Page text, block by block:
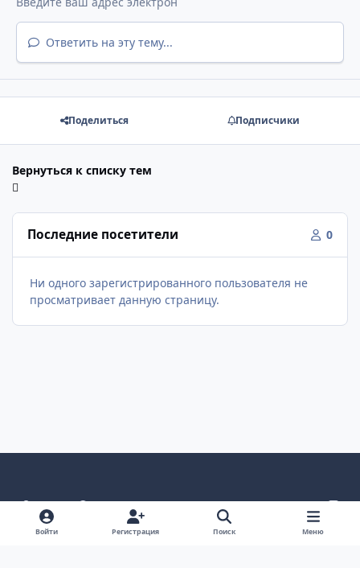
Ответить на эту тему...
Поделиться Подписчики
Вернуться к списку тем
Последние посетители 0
Ни одного зарегистрированного пользователя не
просматривает данную страницу.
Светлый режим
Темный режим
Как в системе
v
k
Политика конфиденциальности
Войти Регистрация Поиск Меню